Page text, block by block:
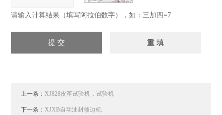
请输入计算结果（填写阿拉伯数字），如：三加四=7
上一条：XJ828皮革试验机，试验机
下一条：XJXB自动油封修边机